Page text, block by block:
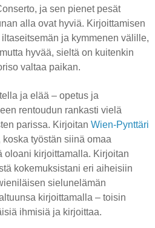
ja sen pienet pesät
alla ovat hyviä. Kirjoittamisen
ja kymmenen välille,
hyvää, sieltä on kuitenkin
valtaa paikan.
ja elää – opetus ja
rentoudun rankasti vielä
parissa. Kirjoitan Wien-Pynttäri
työstän siinä omaa
oloani kirjoittamalla. Kirjoitan
kokemuksistani eri aiheisiin
sielunelämän
kirjoittamalla – toisin
ihmisiä ja kirjoittaa.